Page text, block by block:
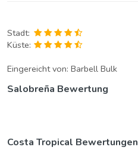
Stadt:
Küste:
Eingereicht von: Barbell Bulk
Salobreña Bewertung
Costa Tropical Bewertungen